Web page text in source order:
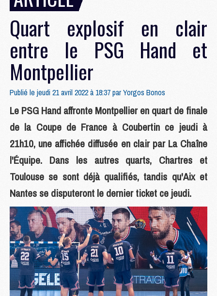
Quart explosif en clair
entre le PSG Hand et
Montpellier
Publié le jeudi 21 avril 2022 à 18:37 parYorgos Bonos
Le PSG Hand affronte Montpellier en quart de finale
de la Coupe de France à Coubertin ce jeudi à
21h10, une affichée diffusée en clair par La Chaîne
l'Équipe. Dans les autres quarts, Chartres et
Toulouse se sont déjà qualifiés, tandis qu'Aix et
Nantes se disputeront le dernier ticket ce jeudi.